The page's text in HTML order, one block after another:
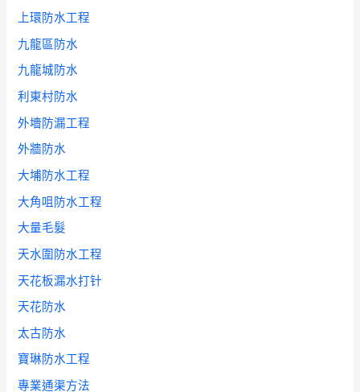
上環防水工程
九龍區防水
九龍城防水
利東村防水
外墻防漏工程
外牆防水
大埔防水工程
大角咀防水工程
大量毛髮
天水圍防水工程
天花板漏水打针
天花防水
太古防水
寶琳防水工程
專業通渠方法